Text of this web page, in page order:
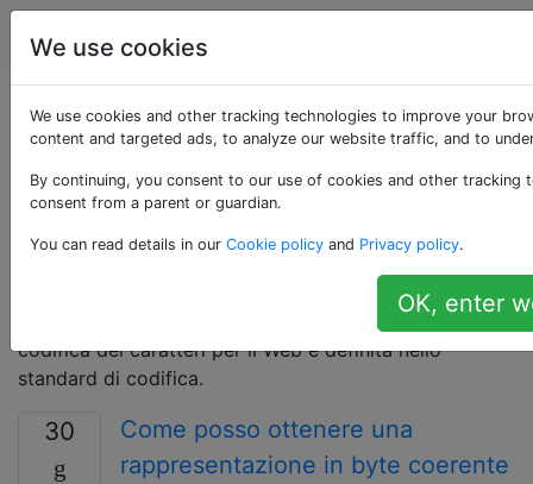
Programmazione
Domande taggate
«character-
encoding»
La codifica dei caratteri si riferisce al modo in cui i
caratteri sono rappresentati come una serie di byte. La
codifica dei caratteri per il Web è definita nello
standard di codifica.
30
Come posso ottenere una
rappresentazione in byte coerente
We use cookies
We use cookies and other tracking technologies to improve your
content and targeted ads, to analyze our website traffic, and to
By continuing, you consent to our use of cookies and other
consent from a parent or guardian.
You can read details in our Cookie policy and Privacy policy.
OK, enter